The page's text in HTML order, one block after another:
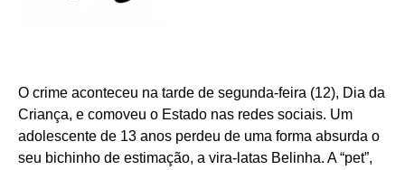
O crime aconteceu na tarde de segunda-feira (12), Dia da
Criança, e comoveu o Estado nas redes sociais. Um
adolescente de 13 anos perdeu de uma forma absurda o
seu bichinho de estimação, a vira-latas Belinha. A “pet”,